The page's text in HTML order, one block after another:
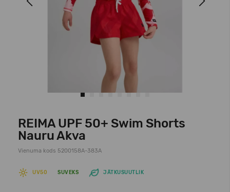
Next
REIMA UPF 50+ Swim Shorts
Nauru Akva
Vienuma kods 5200158A-383A
UV50 SUVEKS JÄTKUSUUTLIK